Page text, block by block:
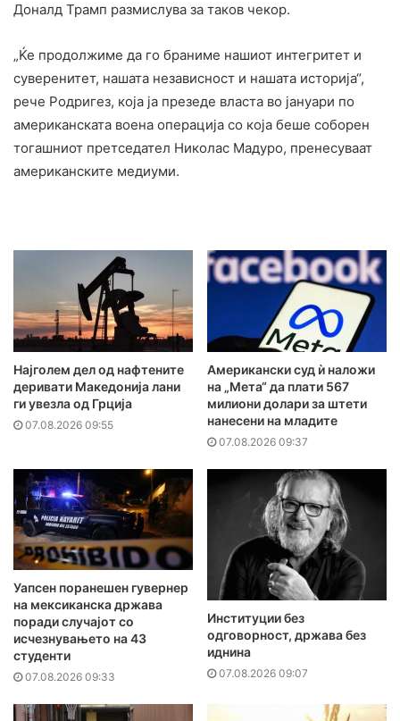
Доналд Трамп размислува за таков чекор.
„Ќе продолжиме да го браниме нашиот интегритет и
суверенитет, нашата независност и нашата историја“,
рече Родригез, која ја презеде власта во јануари по
американската воена операција со која беше соборен
тогашниот претседател Николас Мадуро, пренесуваат
американските медиуми.
Најголем дел од нафтените
деривати Македонија лани
ги увезла од Грција
07.08.2026 09:55
Американски суд ѝ наложи
на „Мета“ да плати 567
милиони долари за штети
нанесени на младите
07.08.2026 09:37
Уапсен поранешен гувернер
на мексиканска држава
поради случајот со
исчезнувањето на 43
студенти
07.08.2026 09:33
Институции без
одговорност, држава без
иднина
07.08.2026 09:07